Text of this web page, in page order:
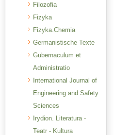
Filozofia
Fizyka
Fizyka.Chemia
Germanistische Texte
Gubernaculum et
Administratio
International Journal of
Engineering and Safety
Sciences
Irydion. Literatura -
Teatr - Kultura